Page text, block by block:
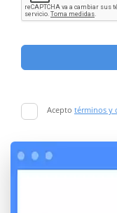
Acepto términos y